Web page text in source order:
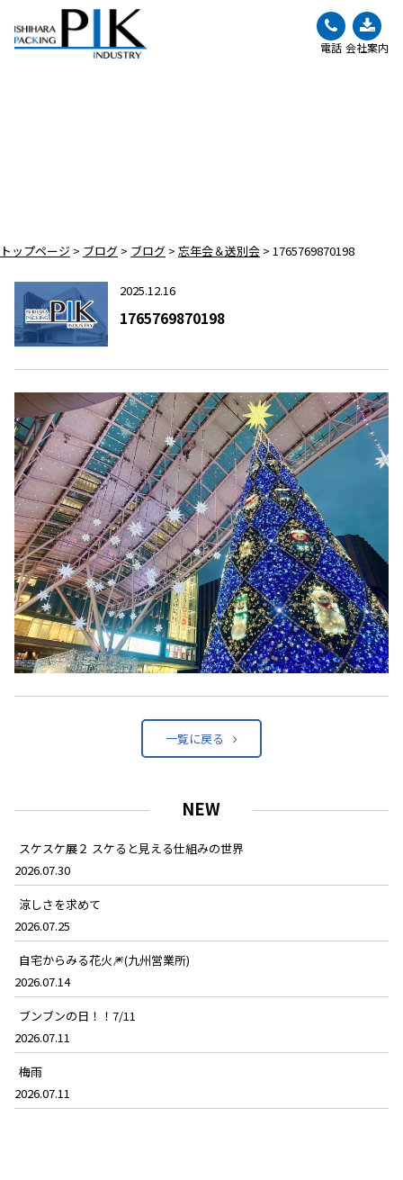
電話 会社案内
トップページ > ブログ > ブログ > 忘年会＆送別会 > 1765769870198
2025.12.16
1765769870198
一覧に戻る
NEW
スケスケ展２ スケると見える仕組みの世界
2026.07.30
涼しさを求めて
2026.07.25
自宅からみる花火🎆(九州営業所)
2026.07.14
ブンブンの日！！7/11
2026.07.11
梅雨
2026.07.11